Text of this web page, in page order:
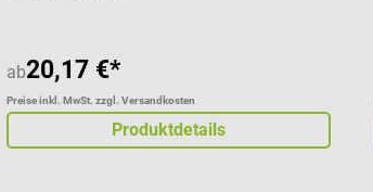
ab20,17 €*
Preise inkl. MwSt. zzgl. Versandkosten
Produktdetails